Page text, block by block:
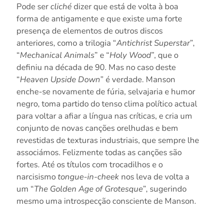
Pode serclichédizer que está de volta à boa
forma de antigamente e que existe uma forte
presença de elementos de outros discos
anteriores, como a trilogia “Antichrist Superstar”,
“Mechanical Animals” e “Holy Wood”, que o
definiu na década de 90. Mas no caso deste
“Heaven Upside Down” é verdade. Manson
enche-se novamente de fúria, selvajaria e humor
negro, toma partido do tenso clima político actual
para voltar a afiar a língua nas críticas, e cria um
conjunto de novas canções orelhudas e bem
revestidas de texturas industriais, que sempre lhe
associámos. Felizmente todas as canções são
fortes. Até os títulos com trocadilhos e o
narcisismotongue-in-cheek nos leva de volta a
um “The Golden Age of Grotesque”, sugerindo
mesmo uma introspecção consciente de Manson.